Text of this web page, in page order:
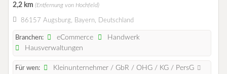
2,2 km (Entfernung von Hochfeld)
86157 Augsburg, Bayern, Deutschland
Branchen: eCommerce
Handwerk
Hausverwaltungen
Für wen:
Kleinunternehmer / GbR / OHG / KG / PersG